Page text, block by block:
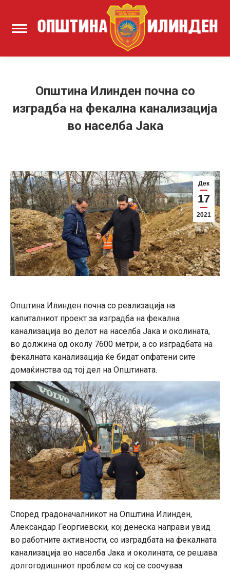
Општина Илинден почна со
изградба на фекална канализација
во населба Јака
Дек
17
2021
Општина Илинден почна со реализација на
капиталниот проект за изградба на фекална
канализација во делот на населба Јака и околината,
во должина од околу 7600 метри, а со изградбата на
фекалната канализација ќе бидат опфатени сите
домаќинства од тој дел на Општината.
Според градоначалникот на Општина Илинден,
Александар Георгиевски, кој денеска направи увид
во работните активности, со изградбата на фекалната
канализација во населба Јака и околината, се решава
долгогодишниот проблем со кој се соочуваа